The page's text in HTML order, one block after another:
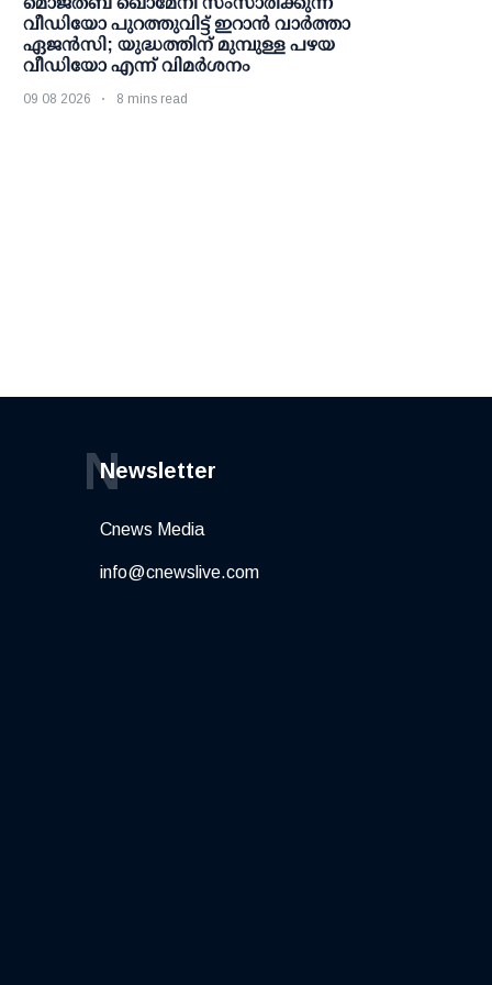
വീഡിയോ പുറത്തുവിട്ട് ഇറാന്‍ വാര്‍ത്താ
ഏജന്‍സി; യുദ്ധത്തിന് മുമ്പുള്ള പഴയ
വീഡിയോ എന്ന് വിമര്‍ശനം
09 08 2026 8 mins read
Newsletter
N
Cnews Media
info@cnewslive.com